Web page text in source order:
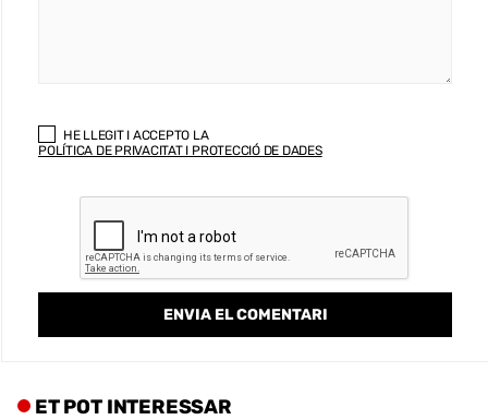
HE LLEGIT I ACCEPTO LA
POLÍTICA DE PRIVACITAT I PROTECCIÓ DE DADES
ET POT INTERESSAR